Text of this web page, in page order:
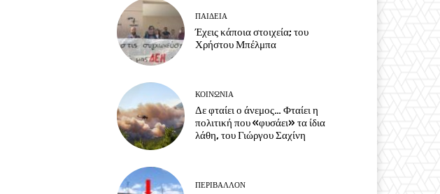
ΠΑΙΔΕΙΑ
Έχεις κάποια στοιχεία; του
Χρήστου Μπέλμπα
ΚΟΙΝΩΝΙΑ
Δε φταίει ο άνεμος… Φταίει η
πολιτική που «φυσάει» τα ίδια
λάθη, του Γιώργου Σαχίνη
ΠΕΡΙΒΆΛΛΟΝ